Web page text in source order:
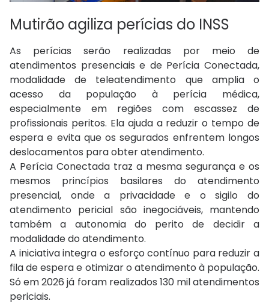
Mutirão agiliza perícias do INSS
As perícias serão realizadas por meio de
atendimentos presenciais e de Perícia Conectada,
modalidade de teleatendimento que amplia o
acesso da população à perícia médica,
especialmente em regiões com escassez de
profissionais peritos. Ela ajuda a reduzir o tempo de
espera e evita que os segurados enfrentem longos
deslocamentos para obter atendimento.
A Perícia Conectada traz a mesma segurança e os
mesmos princípios basilares do atendimento
presencial, onde a privacidade e o sigilo do
atendimento pericial são inegociáveis, mantendo
também a autonomia do perito de decidir a
modalidade do atendimento.
A iniciativa integra o esforço contínuo para reduzir a
fila de espera e otimizar o atendimento à população.
Só em 2026 já foram realizados 130 mil atendimentos
periciais.